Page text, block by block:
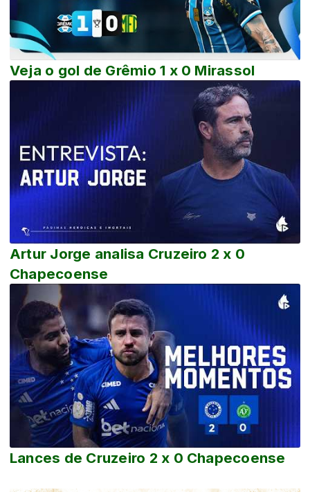
Veja o gol de Grêmio 1 x 0 Mirassol
Artur Jorge analisa Cruzeiro 2 x 0
Chapecoense
Lances de Cruzeiro 2 x 0 Chapecoense